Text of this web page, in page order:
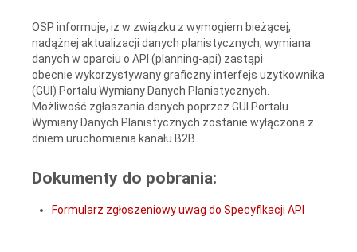
OSP informuje, iż w związku z wymogiem bieżącej,
nadążnej aktualizacji danych planistycznych, wymiana
danych w oparciu o API (planning-api) zastąpi
obecnie wykorzystywany graficzny interfejs użytkownika
(GUI) Portalu Wymiany Danych Planistycznych.
Możliwość zgłaszania danych poprzez GUI Portalu
Wymiany Danych Planistycznych zostanie wyłączona z
dniem uruchomienia kanału B2B.
Dokumenty do pobrania:
Formularz zgłoszeniowy uwag do Specyfikacji API